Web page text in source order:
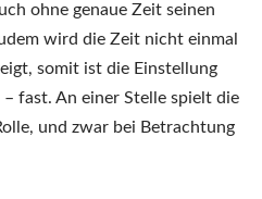
ohne genaue Zeit seinen
wird die Zeit nicht einmal
somit ist die Einstellung
fast. An einer Stelle spielt die
und zwar bei Betrachtung